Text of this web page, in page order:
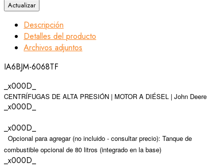
Descripción
Detalles del producto
Archivos adjuntos
IA6BJM-6068TF
_x000D_
CENTRÍFUGAS DE ALTA PRESIÓN | MOTOR A DIÉSEL | John Deere
_x000D_
_x000D_
 Opcional para agregar (no incluido - consultar precio): Tanque de
combustible opcional de 80 litros (integrado en la base)
_x000D_